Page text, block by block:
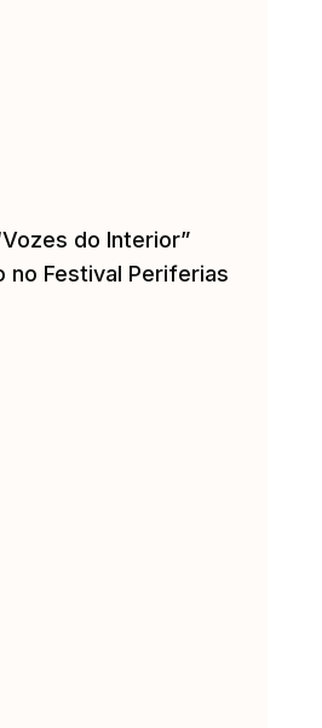
do Interior”
no Festival Periferias